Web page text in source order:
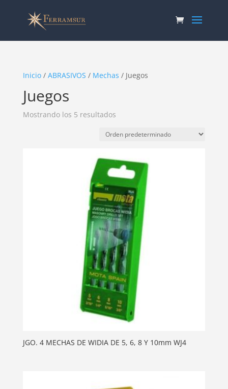
Inicio/ ABRASIVOS / Mechas / Juegos
Juegos
Mostrando los 5 resultados
JGO. 4 MECHAS DE WIDIA DE 5, 6, 8 Y 10mm WJ4